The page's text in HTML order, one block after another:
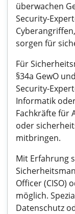
überwachen
Security-
sorgen für
Für
§34a GewO
Security-
Informatik
Fachkräfte für
oder
mitbringen.
Mit Erfahrung
Officer (CISO)
möglich.
Datenschutz